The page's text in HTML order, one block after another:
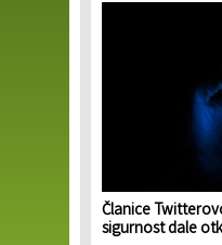
Članice
sigurnost dale